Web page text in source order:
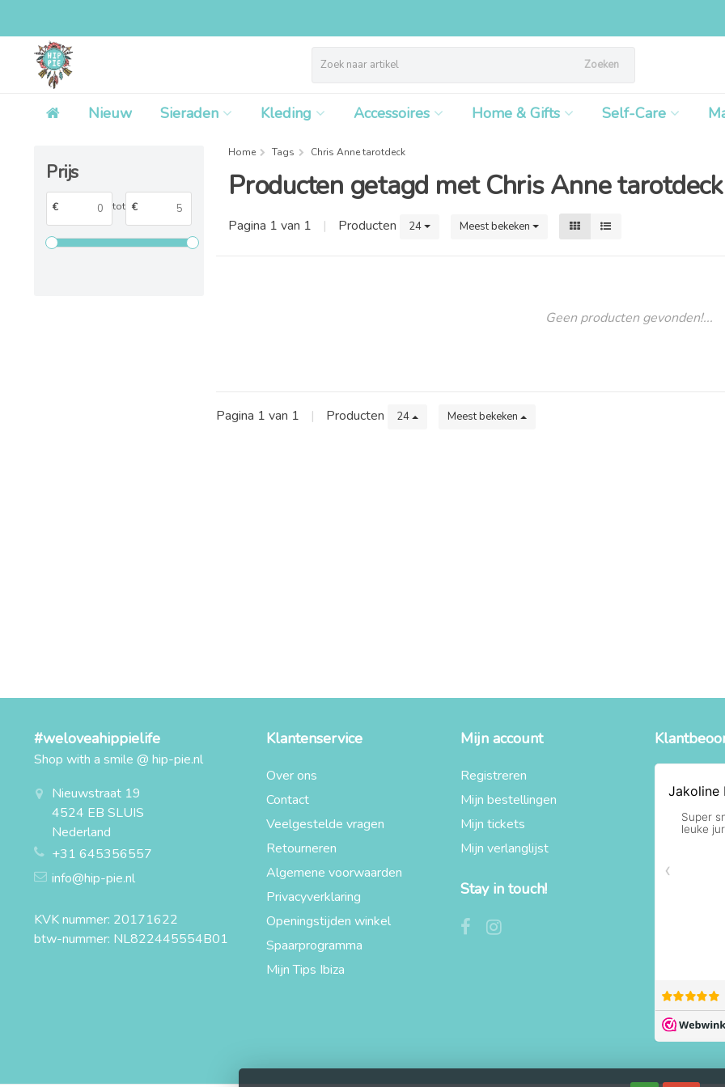
Zoeken
Nieuw Sieraden Kleding Accessoires Home & Gifts Self-Care
Prijs
€ tot €
Home Tags Chris Anne tarotdeck
Producten getagd met Chris Anne tarotdeck
Pagina 1 van 1 | Producten 24 Meest bekeken
Geen producten gevonden!...
Pagina 1 van 1 | Producten 24 Meest bekeken
#weloveahippielife
Shop with a smile @ hip-pie.nl
Nieuwstraat 19
4524 EB SLUIS
Nederland
+31 645356557
info@hip-pie.nl
KVK nummer: 20171622
btw-nummer: NL822445554B01
Klantenservice
Over ons
Contact
Veelgestelde vragen
Retourneren
Algemene voorwaarden
Privacyverklaring
Openingstijden winkel
Spaarprogramma
Mijn Tips Ibiza
Mijn account
Registreren
Mijn bestellingen
Mijn tickets
Mijn verlanglijst
Stay in touch!